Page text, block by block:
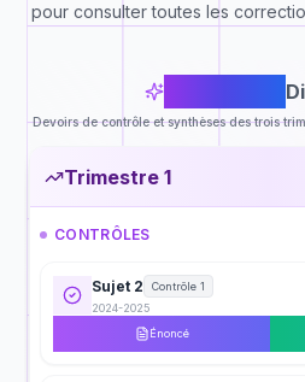
pour consulter toutes les
16
Devoirs de contrôle et synthèses des trois
Trimestre 1
CONTRÔLES
Sujet 2
Contrôle 1
2024-2025
Énoncé